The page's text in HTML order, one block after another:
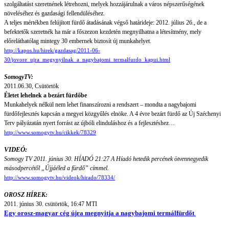
szolgáltatást szeretnének létrehozni, melyek hozzájárulnak a város népszerűségének
növeléséhez és gazdasági fellendüléséhez.
A teljes mértékben felújított fürdő átadásának végső határideje: 2012. július 26., de a
befektetők szeretnék ha már a főszezon kezdetén megnyilhatna a létesítmény, mely
előreláthatólag mintegy 30 embernek biztosít új munkahelyet.
http://kapos.hu/hirek/gazdasag/2011-06-
30/jovore_ujra_megynyilnak_a_nagybajomi_termalfurdo_kapui.html
SomogyTV:
2011.06.30, Csütörtök
Életet lehelnek a bezárt fürdőbe
Munkahelyek nélkül nem lehet finanszírozni a rendszert – mondta a nagybajomi
fürdőfejlesztés kapcsán a megyei közgyűlés elnöke. A 4 évre bezárt fürdő az Új Széchenyi
Terv pályázatán nyert forrást az újbóli elinduláshoz és a fejlesztéshez…
http://www.somogytv.hu/cikkek/78329
VIDEÓ:
Somogy TV 2011. június 30. HÍADÓ 21:27A Híadó hetedik percének ötvennegyedik
másodpercétől „Újjáéled a fürdő” címmel.
http://www.somogytv.hu/videok/hirado/78334/
OROSZ HÍREK:
2011. június 30. csütörtök, 16:47 MTI
Egy orosz-magyar cég újra megnyitja a nagybajomi termálfürdőt